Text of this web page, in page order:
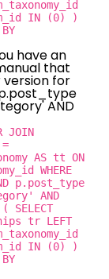
IN (0) )
have an
that
version for
AND
JOIN
AS tt ON
WHERE
p.post_type
AND
tr LEFT
IN (0) )